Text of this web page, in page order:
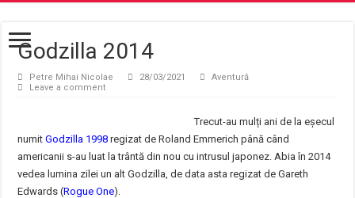
Godzilla 2014
Petre Mihai Nicolae 28/03/2021
Aventură
Leave a comment
Trecut-au mulți ani de la eșecul
numitGodzilla 1998 regizat de Roland Emmerich până când
americanii s-au luat la trântă din nou cu intrusul japonez. Abia în 2014
vedea lumina zilei un alt Godzilla, de data asta regizat de Gareth
Edwards (Rogue One).